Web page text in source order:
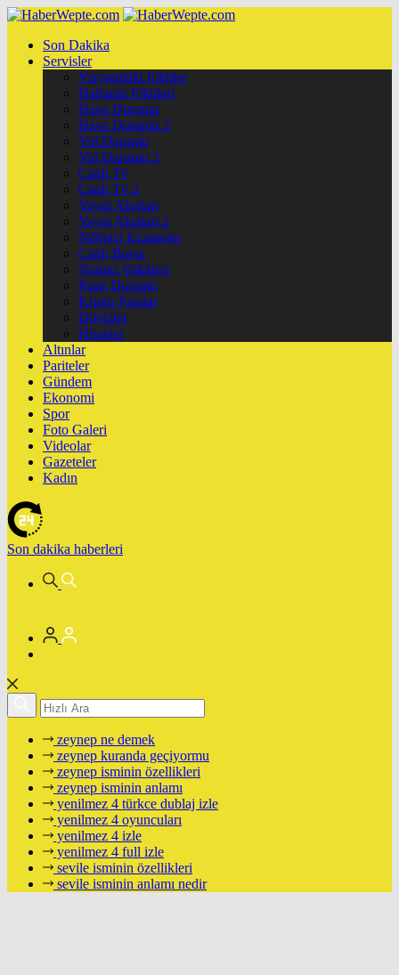
Son Dakika
Servisler
Vizyondaki Filmler
Haftanin Filmleri
Hava Durumu
Hava Durumu 2
Yol Durumu
Yol Durumu 2
Canlı Tv
Canlı Tv 2
Yayın Akışları
Yayın Akışları 2
Nöbetçi Eczaneler
Canlı Borsa
Namaz Vakitleri
Puan Durumu
Kripto Paralar
Dövizler
Hisseler
Altınlar
Pariteler
Gündem
Ekonomi
Spor
Foto Galeri
Videolar
Gazeteler
Kadın
Son dakika haberleri
zeynep ne demek
zeynep kuranda geçiyormu
zeynep isminin özellikleri
zeynep isminin anlamı
yenilmez 4 türkce dublaj izle
yenilmez 4 oyuncuları
yenilmez 4 izle
yenilmez 4 full izle
sevile isminin özellikleri
sevile isminin anlamı nedir